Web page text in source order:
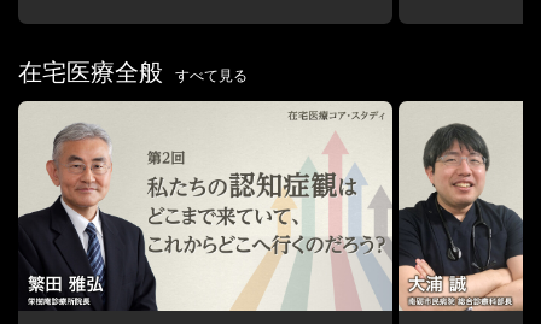
・目指したい信頼関係(ラポール)とは？
・傾聴の父：カール・ロジャース
-共感(共感的理解)
4.Session3 信頼関係を築くコミュニケーション技術
・ケアの流れを作る3つのステップ
・Step1 ラポールの形成
-「認める」スキル(承認)
-「聴く」スキル(傾聴)
・Step2 発見と整理
在宅医療全般 すべて見る